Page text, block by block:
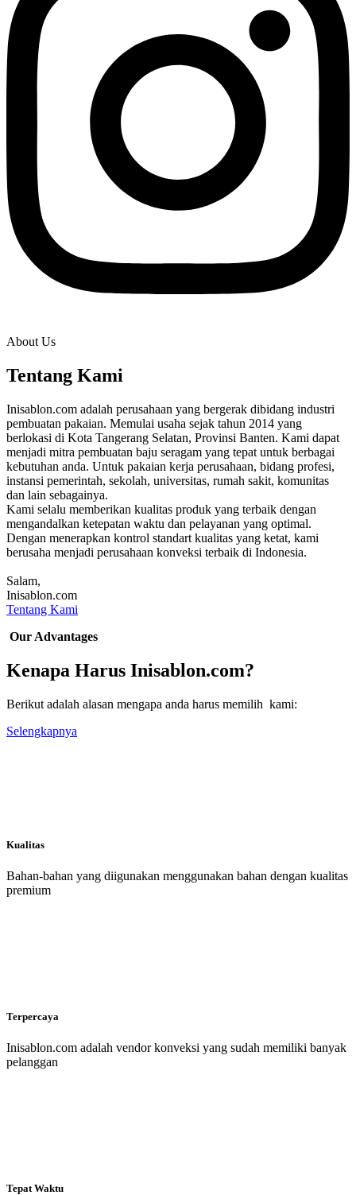
About Us
Tentang Kami
Inisablon.com adalah perusahaan yang bergerak dibidang industri
pembuatan pakaian. Memulai usaha sejak tahun 2014 yang
berlokasi di Kota Tangerang Selatan, Provinsi Banten. Kami dapat
menjadi mitra pembuatan baju seragam yang tepat untuk berbagai
kebutuhan anda. Untuk pakaian kerja perusahaan, bidang profesi,
instansi pemerintah, sekolah, universitas, rumah sakit, komunitas
dan lain sebagainya.
Kami selalu memberikan kualitas produk yang terbaik dengan
mengandalkan ketepatan waktu dan pelayanan yang optimal.
Dengan menerapkan kontrol standart kualitas yang ketat, kami
berusaha menjadi perusahaan konveksi terbaik di Indonesia.
Salam,
Inisablon.com
Tentang Kami
Our Advantages
Kenapa Harus Inisablon.com?
Berikut adalah alasan mengapa anda harus memilih kami:
Selengkapnya
Kualitas
Bahan-bahan yang diigunakan menggunakan bahan dengan kualitas
premium
Terpercaya
Inisablon.com adalah vendor konveksi yang sudah memiliki banyak
pelanggan
Tepat Waktu